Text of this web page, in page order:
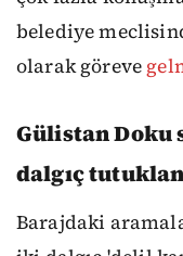
belediye
olarak göreve
Gülistan Doku
dalgıç
Barajdaki